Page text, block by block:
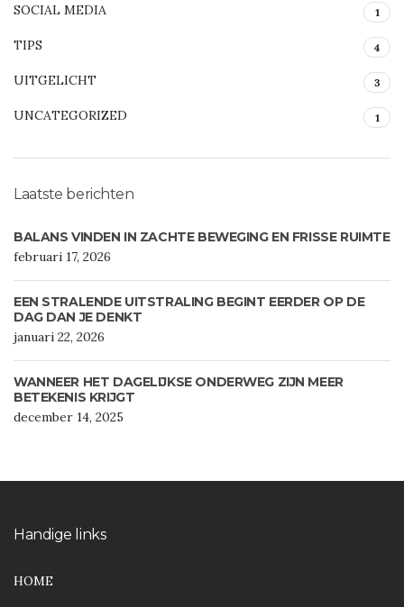
SOCIAL MEDIA 1
TIPS 4
UITGELICHT 3
UNCATEGORIZED 1
Laatste berichten
BALANS VINDEN IN ZACHTE BEWEGING EN FRISSE RUIMTE
februari 17, 2026
EEN STRALENDE UITSTRALING BEGINT EERDER OP DE
DAG DAN JE DENKT
januari 22, 2026
WANNEER HET DAGELIJKSE ONDERWEG ZIJN MEER
BETEKENIS KRIJGT
december 14, 2025
Handige links
HOME